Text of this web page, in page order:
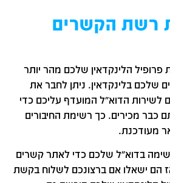
רשת הקשרים
הלינקדאין שלכם מהר יותר
שלכם בלינקדאין. ניתן לחבר את
לשירות הדוא"ל המועדף עליכם כדי
מכירים. כך רשימת החיבורים
מעודכנת.
בדוא"ל שלכם כדי לאתר קשרים
הם ישאלו אם ברצונכם לשלוח בקשת